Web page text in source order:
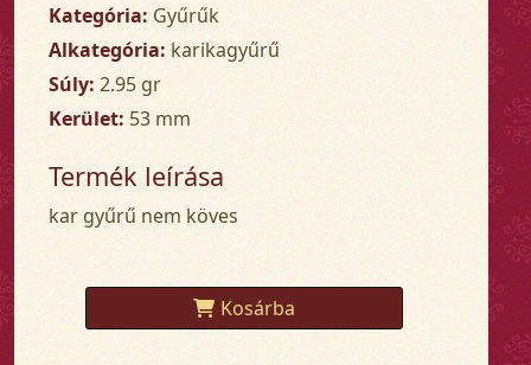
Kategória: Gyűrűk
Alkategória: karikagyűrű
Súly: 2.95 gr
Kerület: 53 mm
Termék leírása
kar gyűrű nem köves
Kosárba